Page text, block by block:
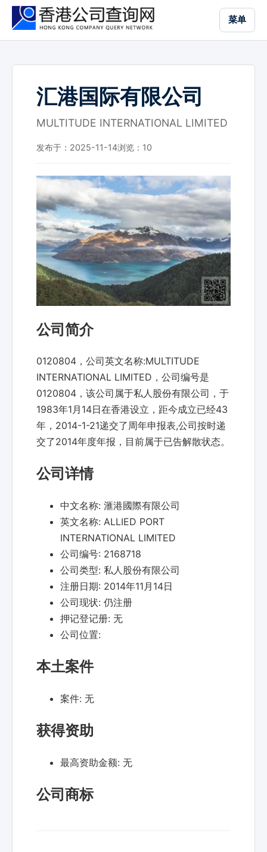
菜单
汇港国际有限公司
MULTITUDE INTERNATIONAL LIMITED
发布于：2025-11-14浏览： 10
公司简介
0120804，公司英文名称:MULTITUDE
INTERNATIONAL LIMITED，公司编号是
0120804，该公司属于私人股份有限公司，于
1983年1月14日在香港设立，距今成立已经43
年，2014-1-21递交了周年申报表,公司按时递
交了2014年度年报，目前属于已告解散状态。
公司详情
中文名称: 滙港國際有限公司
英文名称: ALLIED PORT
INTERNATIONAL LIMITED
公司编号: 2168718
公司类型: 私人股份有限公司
注册日期: 2014年11月14日
公司现状: 仍注册
押记登记册: 无
公司位置:
本土案件
案件: 无
获得资助
最高资助金额: 无
公司商标